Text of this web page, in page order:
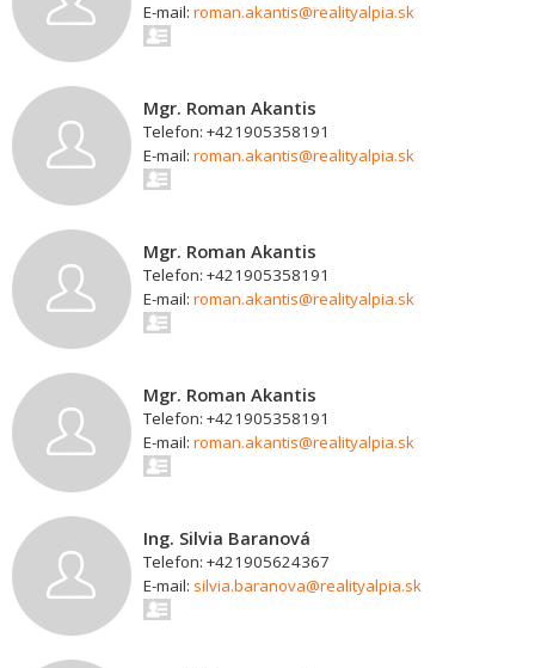
E-mail: roman.akantis@realityalpia.sk
Mgr. Roman Akantis
Telefon: +421905358191
E-mail: roman.akantis@realityalpia.sk
Mgr. Roman Akantis
Telefon: +421905358191
E-mail: roman.akantis@realityalpia.sk
Mgr. Roman Akantis
Telefon: +421905358191
E-mail: roman.akantis@realityalpia.sk
Ing. Silvia Baranová
Telefon: +421905624367
E-mail: silvia.baranova@realityalpia.sk